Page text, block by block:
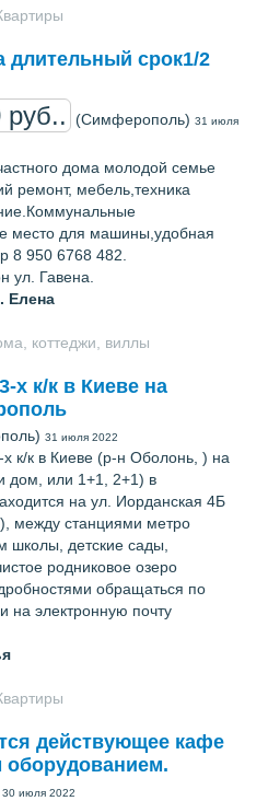
длительный срок1/2
руб.. (Симферополь) 31 июля
дома молодой семье
ремонт, мебель,техника
место для машины,удобная
8 950 6768 482.
ул. Гавена.
Елена
коттеджи, виллы
х к/к в Киеве на
31 июля 2022
к/к в Киеве (р-н Оболонь, ) на
дом, или 1+1, 2+1) в
на ул. Иорданская 4Б
между станциями метро
школы, детские сады,
родниковое озеро
обращаться по
на электронную почту
действующее кафе
оборудованием.
30 июля 2022